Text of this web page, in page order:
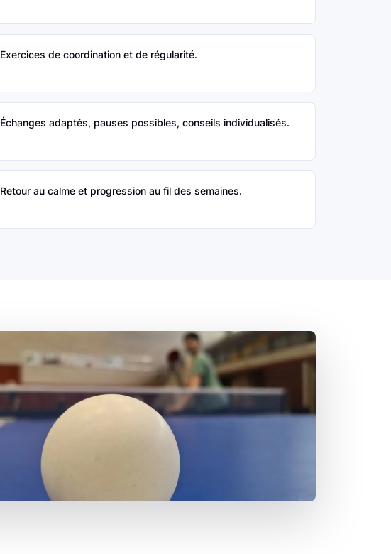
Exercices de coordination et de régularité.
Échanges adaptés, pauses possibles, conseils individualisés.
Retour au calme et progression au fil des semaines.